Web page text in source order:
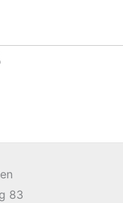
83